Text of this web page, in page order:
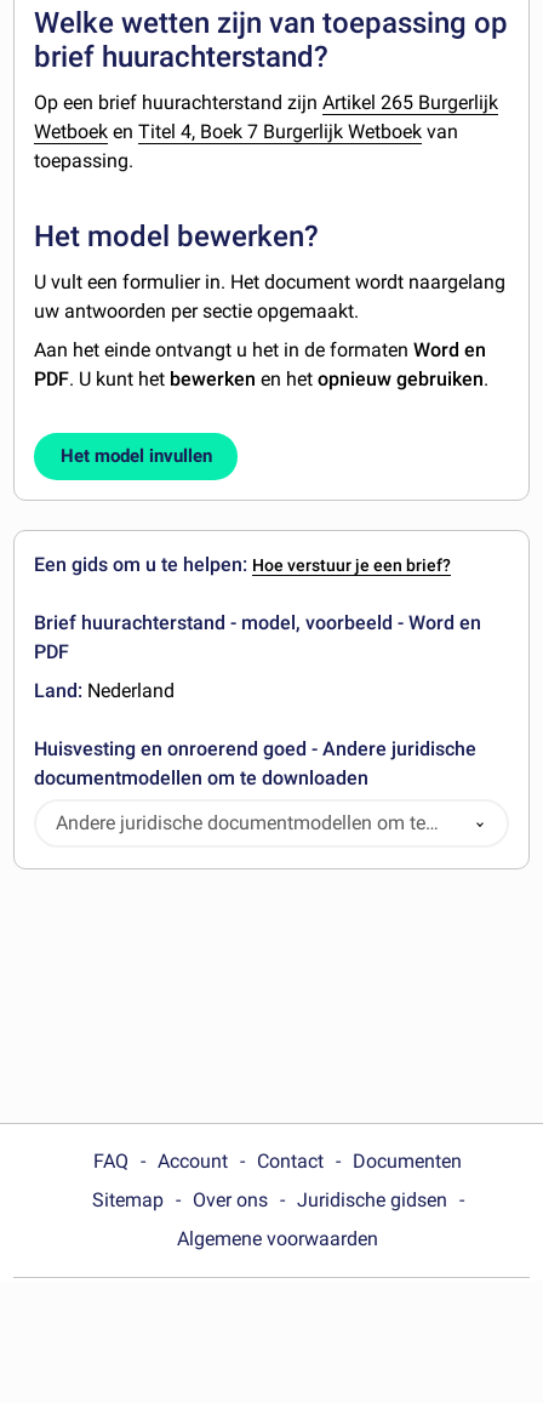
Welke wetten zijn van toepassing op
brief huurachterstand?
Op een brief huurachterstand zijnArtikel 265 Burgerlijk
Wetboek enTitel 4, Boek 7 Burgerlijk Wetboek van
toepassing.
Het model bewerken?
U vult een formulier in. Het document wordt naargelang
uw antwoorden per sectie opgemaakt.
Aan het einde ontvangt u het in de formatenWord en
PDF. U kunt het bewerken en hetopnieuw gebruiken.
Het model invullen
Een gids om u te helpen: Hoe verstuur je een brief?
Brief huurachterstand - model, voorbeeld - Word en
PDF
Land: Nederland
Huisvesting en onroerend goed - Andere juridische
documentmodellen om te downloaden
Andere juridische documentmodellen om te
downloaden
FAQ Account Contact
Documenten
Sitemap
Over ons
Juridische gidsen
Algemene voorwaarden